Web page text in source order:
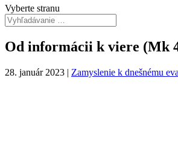
Vyberte stranu
Od informácii k viere (Mk
28. január 2023 | Zamyslenie k dnešnému